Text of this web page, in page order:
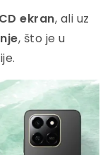
ekran, ali uz
, što je u